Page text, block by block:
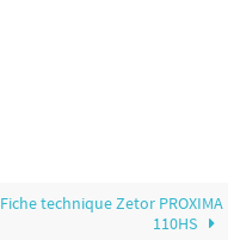
Fiche technique Zetor PROXIMA
110HS